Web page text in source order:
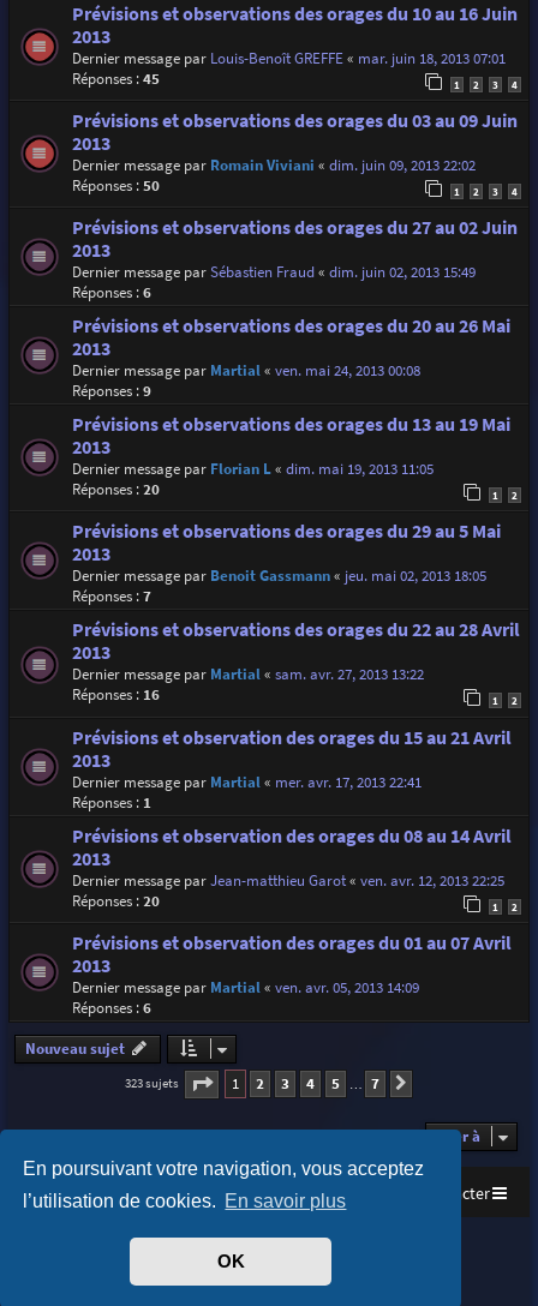
En poursuivant votre navigation, vous acceptez
l’utilisation de cookies. En savoir plus
OK
Prévisions et observations des orages du 10 au 16 Juin
2013
Dernier message par Louis-Benoît GREFFE« mar. juin 18, 2013 07:01
Réponses :45 1 2 3 4
Prévisions et observations des orages du 03 au 09 Juin
2013
Dernier message par Romain Viviani « dim. juin 09, 2013 22:02
Réponses :50 1 2 3 4
Prévisions et observations des orages du 27 au 02 Juin
2013
Dernier message parSébastien Fraud« dim. juin 02, 2013 15:49
Réponses :6
Prévisions et observations des orages du 20 au 26 Mai
2013
Dernier message par Martial« ven. mai 24, 2013 00:08
Réponses :9
Prévisions et observations des orages du 13 au 19 Mai
2013
Dernier message par Florian L« dim. mai 19, 2013 11:05
Réponses :20 1 2
Prévisions et observations des orages du 29 au 5 Mai
2013
Dernier message par Benoit Gassmann« jeu. mai 02, 2013 18:05
Réponses :7
Prévisions et observations des orages du 22 au 28 Avril
2013
Dernier message par Martial« sam. avr. 27, 2013 13:22
Réponses : 16 1 2
Prévisions et observation des orages du 15 au 21 Avril
2013
Dernier message par Martial« mer. avr. 17, 2013 22:41
Réponses : 1
Prévisions et observation des orages du 08 au 14 Avril
2013
Dernier message parJean-matthieu Garot« ven. avr. 12, 2013 22:25
Réponses :20 1 2
Prévisions et observation des orages du 01 au 07 Avril
2013
Dernier message par Martial« ven. avr. 05, 2013 14:09
Réponses :6
Nouveau sujet
323 sujets Page 1sur
1 2 3 4 5 … 7
Aller à
Accueil Index du forum Nous contacter
Purplexion style byIan Bradley
phpBB® Forum Software © phpBB Limited
Traduit parphpBB-fr.com